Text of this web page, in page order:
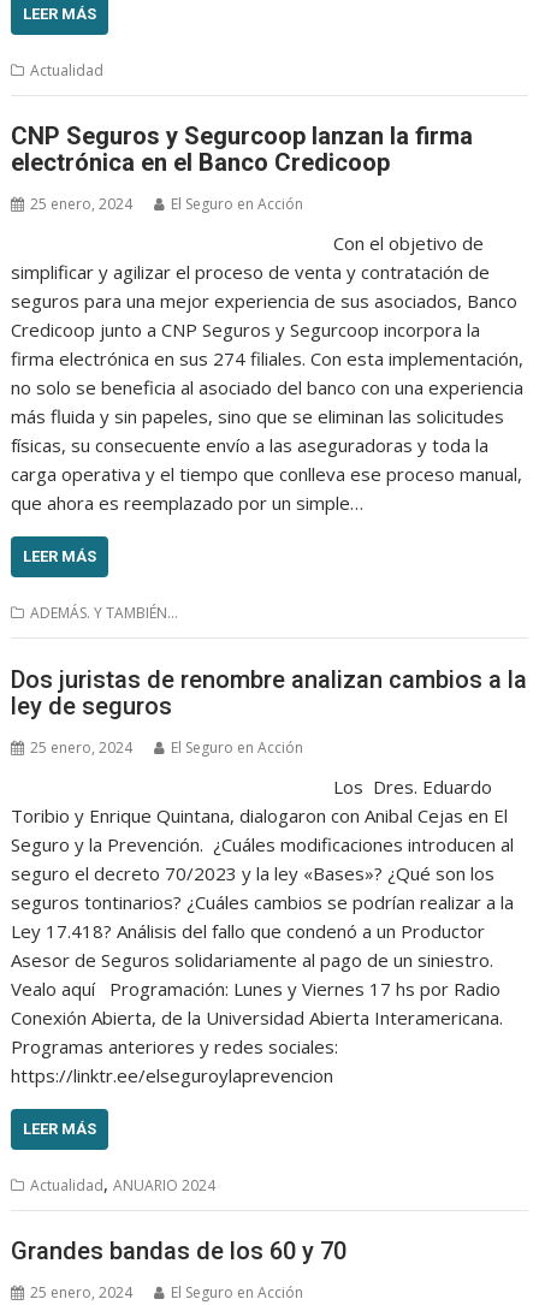
LEER MÁS
Actualidad
CNP Seguros y Segurcoop lanzan la firma
electrónica en el Banco Credicoop
25 enero, 2024 El Seguro en Acción
Con el objetivo de
simplificar y agilizar el proceso de venta y contratación de
seguros para una mejor experiencia de sus asociados, Banco
Credicoop junto a CNP Seguros y Segurcoop incorpora la
firma electrónica en sus 274 filiales. Con esta implementación,
no solo se beneficia al asociado del banco con una experiencia
más fluida y sin papeles, sino que se eliminan las solicitudes
físicas, su consecuente envío a las aseguradoras y toda la
carga operativa y el tiempo que conlleva ese proceso manual,
que ahora es reemplazado por un simple…
LEER MÁS
ADEMÁS. Y TAMBIÉN...
Dos juristas de renombre analizan cambios a la
ley de seguros
25 enero, 2024 El Seguro en Acción
Los Dres. Eduardo
Toribio y Enrique Quintana, dialogaron con Anibal Cejas en El
Seguro y la Prevención. ¿Cuáles modificaciones introducen al
seguro el decreto 70/2023 y la ley «Bases»? ¿Qué son los
seguros tontinarios? ¿Cuáles cambios se podrían realizar a la
Ley 17.418? Análisis del fallo que condenó a un Productor
Asesor de Seguros solidariamente al pago de un siniestro.
Vealo aquí Programación: Lunes y Viernes 17 hs por Radio
Conexión Abierta, de la Universidad Abierta Interamericana.
Programas anteriores y redes sociales:
https://linktr.ee/elseguroylaprevencion
LEER MÁS
Actualidad,ANUARIO 2024
Grandes bandas de los 60 y 70
25 enero, 2024 El Seguro en Acción